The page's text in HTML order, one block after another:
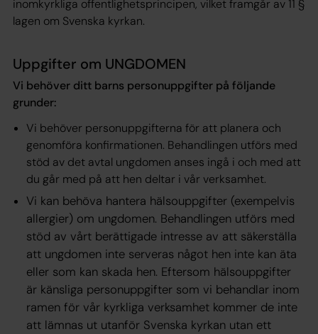
inomkyrkliga offentlighetsprincipen, vilket framgår av 11 §
lagen om Svenska kyrkan.
Uppgifter om UNGDOMEN
Vi behöver ditt barns personuppgifter på följande
grunder:
Vi behöver personuppgifterna för att planera och
genomföra konfirmationen. Behandlingen utförs med
stöd av det avtal ungdomen anses ingå i och med att
du går med på att hen deltar i vår verksamhet.
Vi kan behöva hantera hälsouppgifter (exempelvis
allergier) om ungdomen. Behandlingen utförs med
stöd av vårt berättigade intresse av att säkerställa
att ungdomen inte serveras något hen inte kan äta
eller som kan skada hen. Eftersom hälsouppgifter
är känsliga personuppgifter som vi behandlar inom
ramen för vår kyrkliga verksamhet kommer de inte
att lämnas ut utanför Svenska kyrkan utan ett